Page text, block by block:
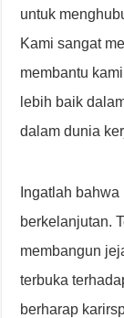
untuk
Kami sangat
membantu
lebih baik
dalam dunia
Ingatlah
berkelanjutan.
membangun
terbuka
berharap